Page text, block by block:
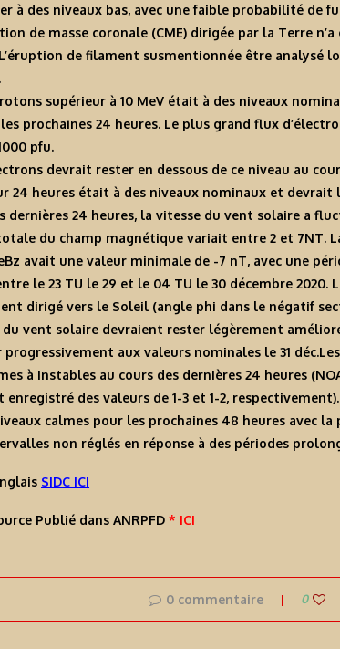
à des niveaux bas, avec une faible probabilité de
de masse coronale (CME) dirigée par la Terre
de filament susmentionnée être analysé
supérieur à 10 MeV était à des niveaux
prochaines 24 heures. Le plus grand flux
pfu.
devrait rester en dessous de ce niveau au
24 heures était à des niveaux nominaux et devrait
dernières 24 heures, la vitesse du vent solaire a
du champ magnétique variait entre 2 et 7NT.
avait une valeur minimale de -7 nT, avec une
le 23 TU le 29 et le 04 TU le 30 décembre 2020.
dirigé vers le Soleil (angle phi dans le négatif
du vent solaire devraient rester légèrement
progressivement aux valeurs nominales le 31
à instables au cours des dernières 24 heures
enregistré des valeurs de 1-3 et 1-2,
calmes pour les prochaines 48 heures avec
non réglés en réponse à des périodes
SIDC ICI
Publié dans ANRPFD * ICI
0 commentaire 0